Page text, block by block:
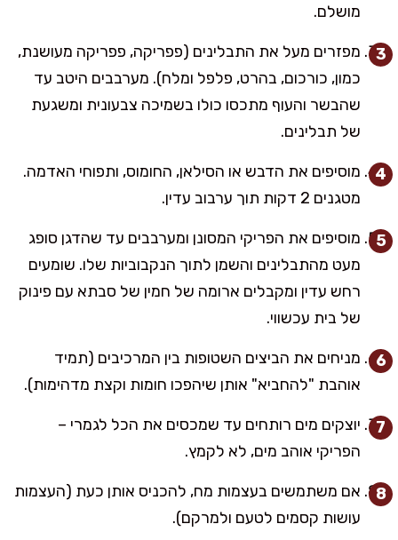
מושלם.
מפזרים מעל את התבלינים (פפריקה, פפריקה מעושנת,
כמון, כורכום, בהרט, פלפל ומלח). מערבבים היטב עד
שהבשר והעוף מתכסו כולו בשמיכה צבעונית ומשגעת
של תבלינים.
מוסיפים את הדבש או הסילאן, החומוס, ותפוחי האדמה.
מטגנים 2 דקות תוך ערבוב עדין.
מוסיפים את הפריקי המסונן ומערבבים עד שהדגן סופג
מעט מהתבלינים והשמן לתוך הנקבוביות שלו. שומעים
רחש עדין ומקבלים ארומה של חמין של סבתא עם פינוק
של בית עכשווי.
מניחים את הביצים השטופות בין המרכיבים (תמיד
אוהבת "להחביא" אותן שיהפכו חומות וקצת מדהימות).
יוצקים מים רותחים עד שמכסים את הכל לגמרי –
הפריקי אוהב מים, לא לקמץ.
אם משתמשים בעצמות מח, להכניס אותן כעת (העצמות
עושות קסמים לטעם ולמרקם).